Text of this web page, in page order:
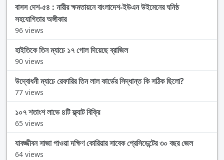
বাসস দেশ-৫৪ : নারীর ক্ষমতায়নে বাংলাদেশ-ইউএন উইমেনের ঘনিষ্ঠ
সহযোগিতার অঙ্গীকার
96 views
হাইতিকে তিন ম্যাচে ১৭ গোল দিয়েছে ব্রাজিল
90 views
উদ্বোধনী ম্যাচে রেফারির তিন লাল কার্ডের সিদ্ধান্ত কি সঠিক ছিলো?
77 views
১০৭ শতাংশ লাভে ৪টি ফ্ল্যাট বিক্রি
65 views
যাবজ্জীবন সাজা পাওয়া দক্ষিণ কোরিয়ার সাবেক প্রেসিডেন্টের ৩০ বছর জেল
64 views